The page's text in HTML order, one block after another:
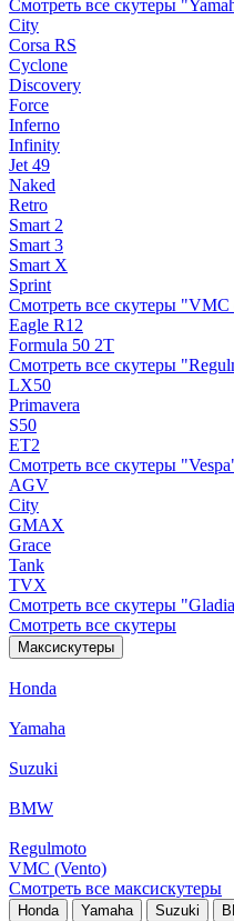
Смотреть все скутеры
City
Corsa RS
Cyclone
Discovery
Force
Inferno
Infinity
Jet 49
Naked
Retro
Smart 2
Smart 3
Smart X
Sprint
Смотреть все скутеры "VMC
Eagle R12
Formula 50 2Т
Смотреть все скутеры
LX50
Primavera
S50
ET2
Смотреть все скутеры
AGV
City
GMAX
Grace
Tank
TVX
Смотреть все скутеры
Смотреть все скутеры
Максискутеры
Honda
Yamaha
Suzuki
BMW
Regulmoto
VMC (Vento)
Смотреть все максискутеры
Honda Yamaha Suzuki